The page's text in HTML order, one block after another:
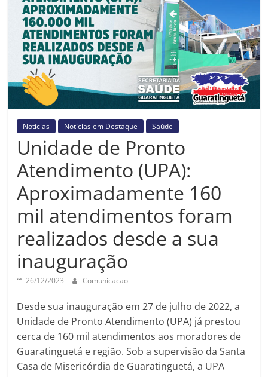
Prefeitura
Estância
Turística
Guaratinguetá
Notícias Notícias em Destaque Saúde
Unidade de Pronto
Atendimento (UPA):
Aproximadamente 160
mil atendimentos foram
realizados desde a sua
inauguração
26/12/2023 Comunicacao
Desde sua inauguração em 27 de julho de 2022, a
Unidade de Pronto Atendimento (UPA) já prestou
cerca de 160 mil atendimentos aos moradores de
Guaratinguetá e região. Sob a supervisão da Santa
Casa de Misericórdia de Guaratinguetá, a UPA